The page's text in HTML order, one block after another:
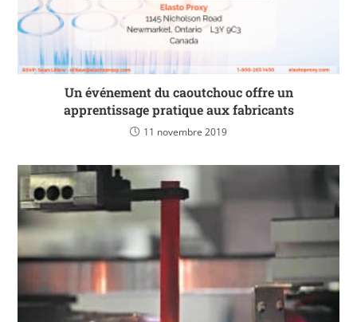
Un événement du caoutchouc offre un
apprentissage pratique aux fabricants
11 novembre 2019